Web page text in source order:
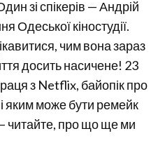
зі спікерів — Андрій
Одеської кіностудії.
чим вона зараз
досить насичене! 23
з Netflix, байопік про
яким може бути ремейк
читайте, про що ще ми